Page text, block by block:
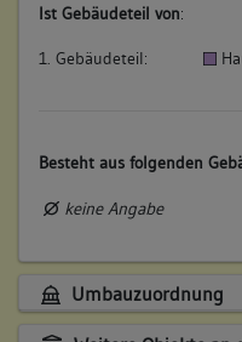
Ist Gebäudeteil von:
1. Gebäudeteil:
Besteht aus folgenden
keine Angabe
Umbauzuordnung